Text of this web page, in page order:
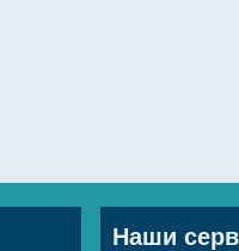
Наши